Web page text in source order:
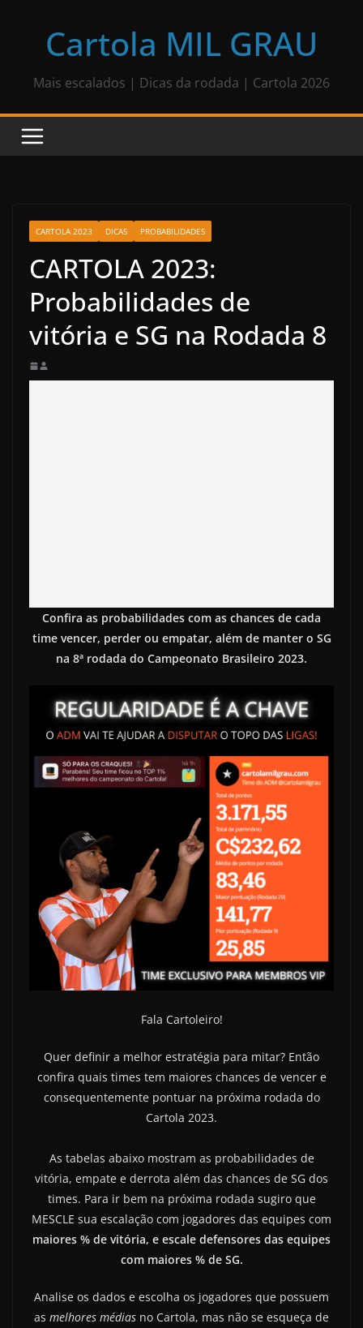
Cartola MIL GRAU
Mais escalados | Dicas da rodada | Cartola 2026
CARTOLA 2023 DICAS PROBABILIDADES
CARTOLA 2023:
Probabilidades de
vitória e SG na Rodada 8
Confira as probabilidades com as chances de cada
time vencer, perder ou empatar, além de manter o SG
na 8ª rodada do Campeonato Brasileiro 2023.
Fala Cartoleiro!
Quer definir a melhor estratégia para mitar? Então
confira quais times tem maiores chances de vencer e
consequentemente pontuar na próxima rodada do
Cartola 2023.
As tabelas abaixo mostram as probabilidades de
vitória, empate e derrota além das chances de SG dos
times. Para ir bem na próxima rodada sugiro que
MESCLE sua escalação com jogadores das equipes com
maiores % de vitória, e escale defensores das equipes
com maiores % de SG.
Analise os dados e escolha os jogadores que possuem
as melhores médias no Cartola, mas não se esqueça de